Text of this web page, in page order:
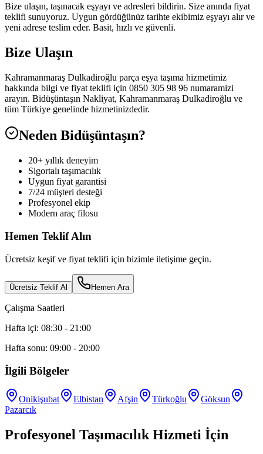
Bize ulaşın, taşınacak eşyayı ve adresleri bildirin. Size anında fiyat
teklifi sunuyoruz. Uygun gördüğünüz tarihte ekibimiz eşyayı alır ve
yeni adrese teslim eder. Basit, hızlı ve güvenli.
Bize Ulaşın
Kahramanmaraş Dulkadiroğlu parça eşya taşıma hizmetimiz
hakkında bilgi ve fiyat teklifi için 0850 305 98 96 numaramizi
arayın. Bidüşüntaşın Nakliyat, Kahramanmaraş Dulkadiroğlu ve
tüm Türkiye genelinde hizmetinizdedir.
Neden Bidüşüntaşın?
20+ yıllık deneyim
Sigortalı taşımacılık
Uygun fiyat garantisi
7/24 müşteri desteği
Profesyonel ekip
Modern araç filosu
Hemen Teklif Alın
Ücretsiz keşif ve fiyat teklifi için bizimle iletişime geçin.
Ücretsiz Teklif Al Hemen Ara
Çalışma Saatleri
Hafta içi: 08:30 - 21:00
Hafta sonu: 09:00 - 20:00
İlgili Bölgeler
Onikişubat Elbistan Afşin Türkoğlu
Göksun
Pazarcık
Profesyonel Taşımacılık Hizmeti İçin